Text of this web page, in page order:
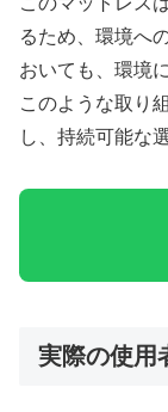
るため、環境へ
おいても、環境
このような取り
し、持続可能な
実際の使用